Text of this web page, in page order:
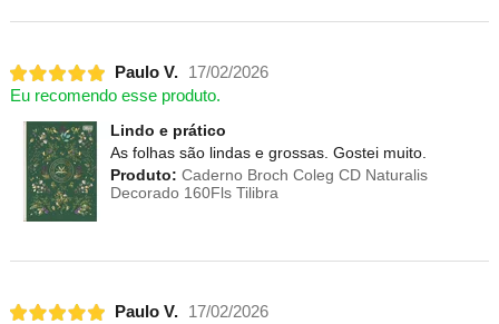
Paulo V.
17/02/2026
Eu recomendo esse produto.
Lindo e prático
As folhas são lindas e grossas. Gostei muito.
Produto: Caderno Broch Coleg CD Naturalis
Decorado 160Fls Tilibra
Paulo V.
17/02/2026